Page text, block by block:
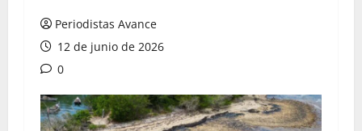
Periodistas Avance
12 de junio de 2026
0